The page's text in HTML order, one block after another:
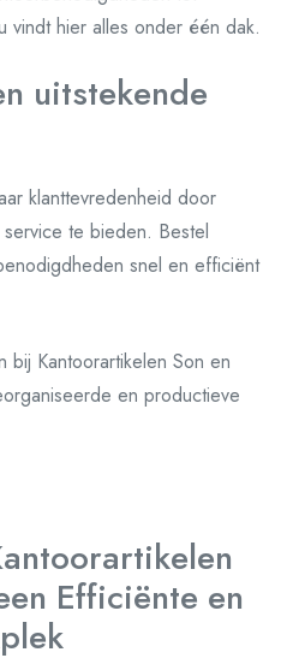
hier alles onder één dak.
uitstekende
klanttevredenheid door
te bieden. Bestel
snel en efficiënt
Kantoorartikelen Son en
en productieve
Efficiënte en